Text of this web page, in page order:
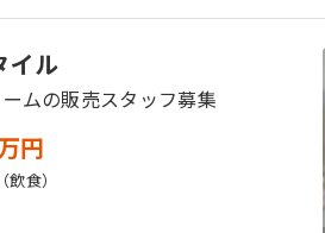
イル
ムの販売スタッフ募集
円
食）